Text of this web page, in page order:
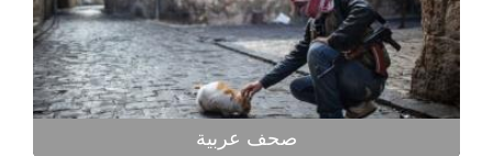
صحف عربية